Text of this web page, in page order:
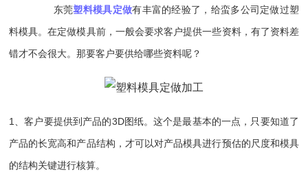
东莞塑料模具定做有丰富的经验了，给蛮多公司定做过塑
料模具。在定做模具前，一般会要求客户提供一些资料，有了资料差
错才不会很大。那要客户要供给哪些资料呢？
1、客户要提供到产品的3D图纸。这个是最基本的一点，只要知道了
产品的长宽高和产品结构，才可以对产品模具进行预估的尺度和模具
的结构关键进行核算。